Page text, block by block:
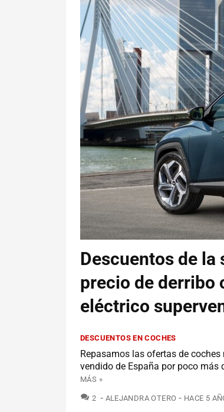
Descuentos de la
precio de derribo
eléctrico
DESCUENTOS EN COCHES
Repasamos las ofertas de
vendido de España por poco más
MÁS »
2 COMENTARIOS
ALEJANDRA OTERO HACE 5